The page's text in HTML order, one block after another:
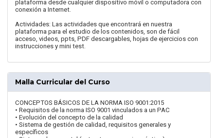
plataforma desde cualquier dispositivo móvil o computadora con
conexión a Internet.
Actividades: Las actividades que encontrará en nuestra
plataforma para el estudio de los contenidos, son de fácil
acceso, videos, ppts, PDF descargables, hojas de ejercicios con
instrucciones y mini test.
Malla Curricular del Curso
CONCEPTOS BÁSICOS DE LA NORMA ISO 9001:2015
• Requisitos de la norma ISO 9001 vinculados a un PAC
• Evolución del concepto de la calidad
• Sistema de gestión de calidad, requisitos generales y
específicos